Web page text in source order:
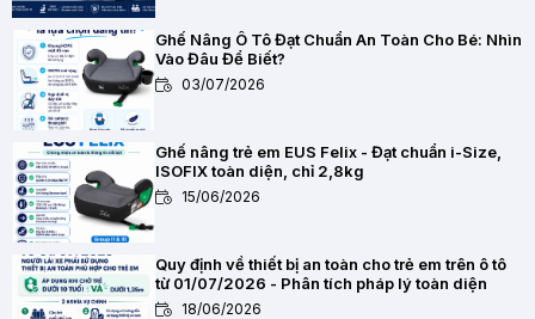
Ghế Nâng Ô Tô Đạt Chuẩn An Toàn Cho Bé: Nhìn
Vào Đâu Để Biết?
03/07/2026
Ghế nâng trẻ em EUS Felix - Đạt chuẩn i-Size,
ISOFIX toàn diện, chỉ 2,8kg
15/06/2026
Quy định về thiết bị an toàn cho trẻ em trên ô tô
từ 01/07/2026 - Phân tích pháp lý toàn diện
18/06/2026